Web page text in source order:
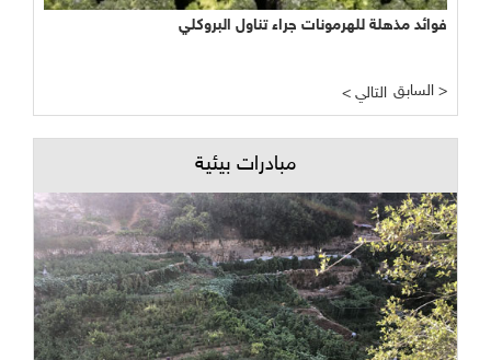
فوائد مذهلة للهرمونات جراء تناول البروكلي
< التالي السابق >
مبادرات بيئية